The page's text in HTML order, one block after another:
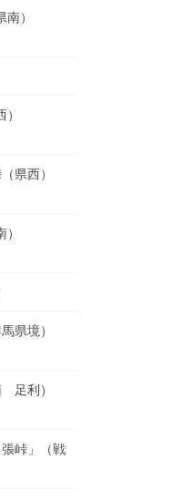
）
県西）
県境）
足利）
峠」（戦